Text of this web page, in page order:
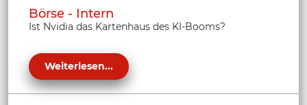
Börse - Intern
Ist Nvidia das Kartenhaus des KI-Booms?
Weiterlesen...